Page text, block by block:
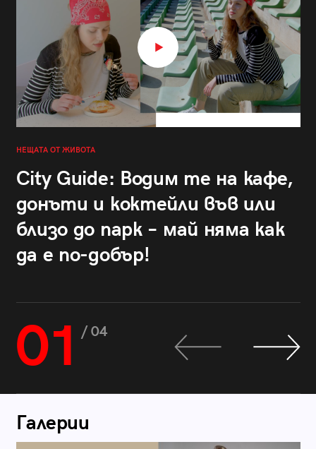
НЕЩАТА ОТ ЖИВОТА
City Guide: Водим те на кафе,
донъти и коктейли във или
близо до парк – май няма как
да е по-добър!
01 / 04
Галерии